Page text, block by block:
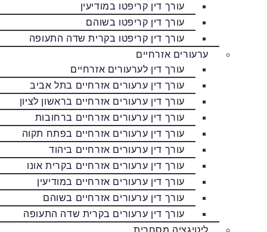
עורך דין קריפטו במודיעין
עורך דין קריפטו בשוהם
עורך דין קריפטו בקרית שדה התעופה
ערעורים אזרחיים
עורך דין לערעורים אזרחיים
עורך דין ערעורים אזרחיים בתל אביב
עורך דין ערעורים אזרחיים בראשון לציון
עורך דין ערעורים אזרחיים ברחובות
עורך דין ערעורים אזרחיים בפתח תקוה
עורך דין ערעורים אזרחיים ביהוד
עורך דין ערעורים אזרחיים בקרית אונו
עורך דין ערעורים אזרחיים במודיעין
עורך דין ערעורים אזרחיים בשוהם
עורך דין ערעורים בקרית שדה התעופה
ליטיגציה מסחרית